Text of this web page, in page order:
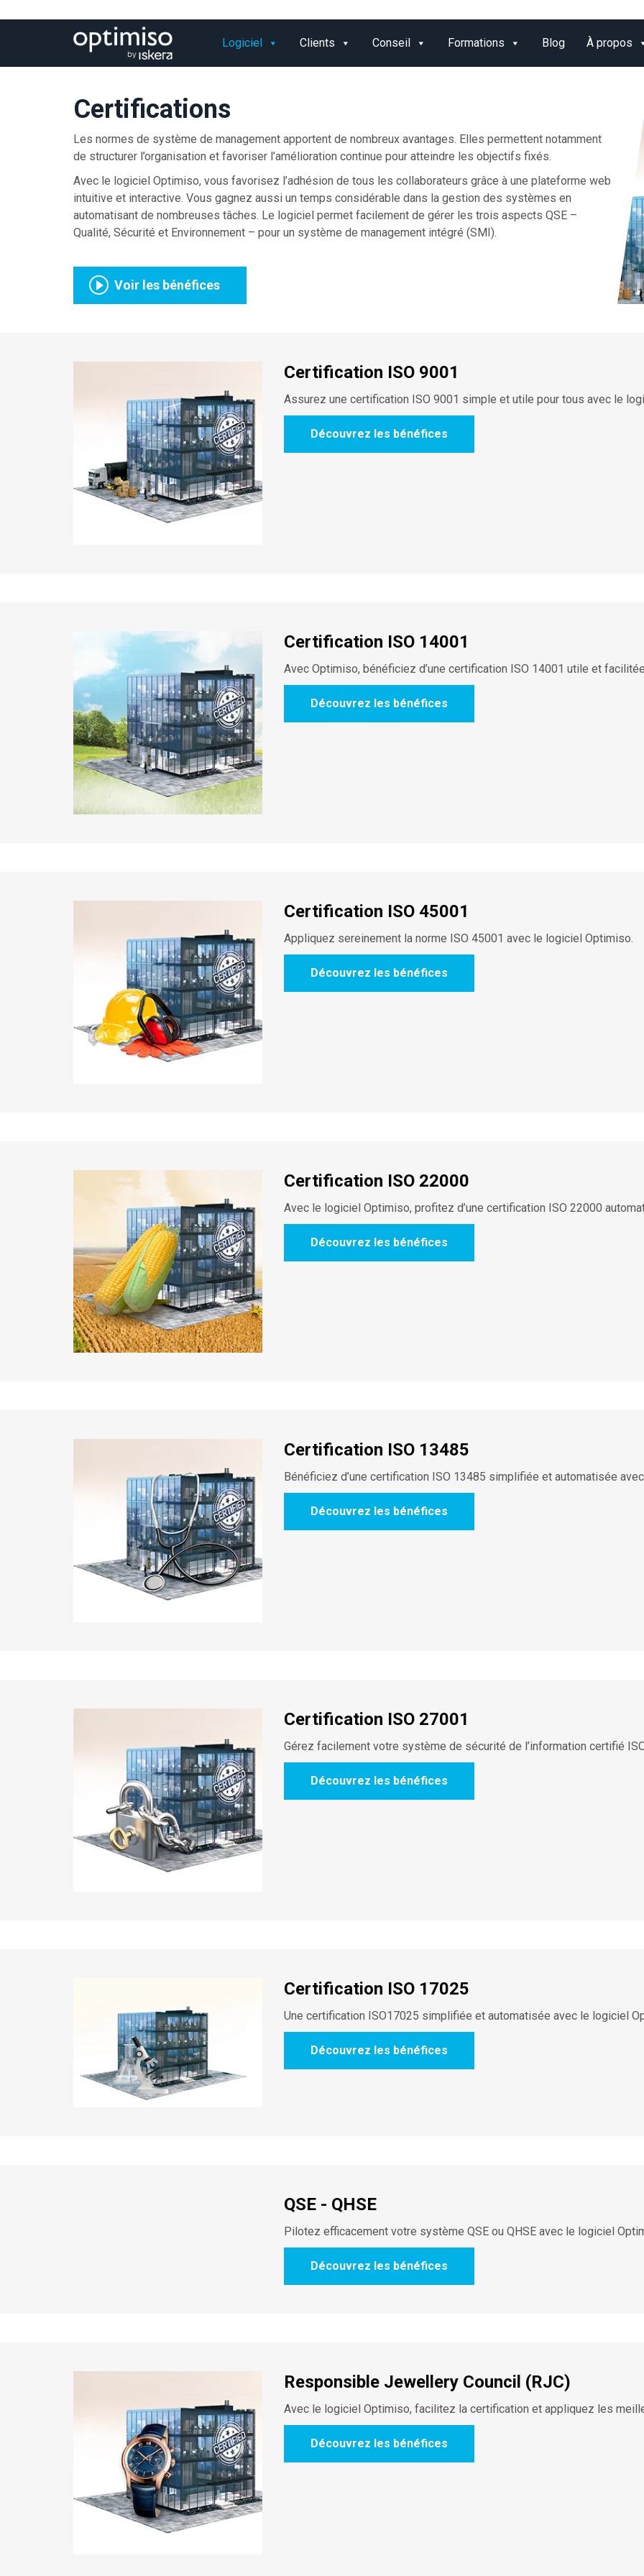
Logiciel Clients Conseil Formations Blog À propos
Certifications
Les normes de système de management apportent de nombreux avantages. Elles permettent notamment
de structurer l’organisation et favoriser l’amélioration continue pour atteindre les objectifs fixés.
Avec le logiciel Optimiso, vous favorisez l’adhésion de tous les collaborateurs grâce à une plateforme web
intuitive et interactive. Vous gagnez aussi un temps considérable dans la gestion des systèmes en
automatisant de nombreuses tâches. Le logiciel permet facilement de gérer les trois aspects QSE –
Qualité, Sécurité et Environnement – pour un système de management intégré (SMI).
Voir les bénéfices
Certification ISO 9001
Assurez une certification ISO 9001 simple et utile pour tous avec le
Découvrez les bénéfices
Certification ISO 14001
Avec Optimiso, bénéficiez d’une certification ISO 14001 utile et
Découvrez les bénéfices
Certification ISO 45001
Appliquez sereinement la norme ISO 45001 avec le logiciel Optimiso.
Découvrez les bénéfices
Certification ISO 22000
Avec le logiciel Optimiso, profitez d’une certification ISO 22000
Découvrez les bénéfices
Certification ISO 13485
Bénéficiez d’une certification ISO 13485 simplifiée et automatisée
Découvrez les bénéfices
Certification ISO 27001
Gérez facilement votre système de sécurité de l’information certifié
Découvrez les bénéfices
Certification ISO 17025
Une certification ISO17025 simplifiée et automatisée avec le logiciel
Découvrez les bénéfices
QSE - QHSE
Pilotez efficacement votre système QSE ou QHSE avec le logiciel
Découvrez les bénéfices
Responsible Jewellery Council (RJC)
Avec le logiciel Optimiso, facilitez la certification et appliquez les
Découvrez les bénéfices